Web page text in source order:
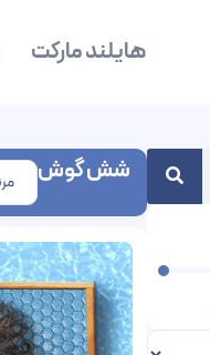
هایلند مارکت
شش گوش